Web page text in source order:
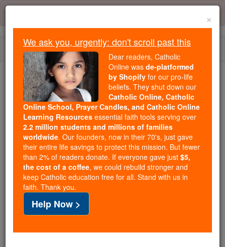
Skip
content
Because of You, 2.2 Million
Students Are Being Formed in the
Faith
Because of generous supporters like you,
Catholic Online School has already delivered
free, faithful Catholic education to over 2.2
million students across 193 countries. In an age
of noise and algorithms, you are helping form
souls with truth, prayer, Scripture, and Christ.
If everyone who reads this gave just $5 — the
×
We ask you, urgently: don't scroll past this
Dear readers, Catholic
Online was de-platformed
by Shopify for our pro-life
beliefs. They shut down our
Catholic Online, Catholic
Online School, Prayer Candles, and Catholic Online
Learning Resources essential faith tools serving over
2.2 million students and millions of families
worldwide. Our founders, now in their 70's, just gave
their entire life savings to protect this mission. But fewer
than 2% of readers donate. If everyone gave just $5,
the cost of a coffee, we could rebuild stronger and
keep Catholic education free for all. Stand with us in
faith. Thank you.
Help Now >